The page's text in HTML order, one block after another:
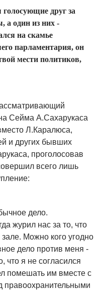
друг за
а один из них -
на скамье
парламентария, он
мести политиков,
Сейма А.Сахарукаса
Л.Каралюса,
и других бывших
проголосовав
всего лишь
дело.
журил нас за то, что
Можно кого угодно
дело против меня -
что я не согласился
помешать им вместе с
правоохранительными